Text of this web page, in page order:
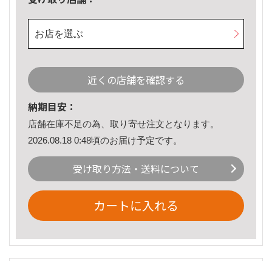
お店を選ぶ
近くの店舗を確認する
納期目安：
店舗在庫不足の為、取り寄せ注文となります。
2026.08.18 0:48頃のお届け予定です。
受け取り方法・送料について
カートに入れる